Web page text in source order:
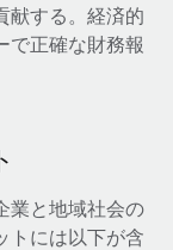
献する。経済的
で正確な財務報
業と地域社会の
トには以下が含